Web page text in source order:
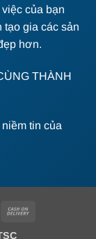
của bạn
tạo gia các sản
hơn.
THÀNH
tin của